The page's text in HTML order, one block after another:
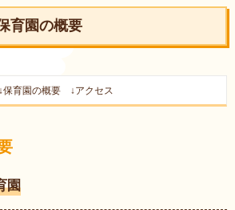
育園の概要
↓保育園の概要 ↓アクセス
園